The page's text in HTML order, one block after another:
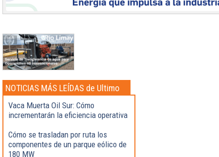
NOTICIAS MÁS LEÍDAS de Ultimo
momento
Vaca Muerta Oil Sur: Cómo
incrementarán la eficiencia operativa
Cómo se trasladan por ruta los
componentes de un parque eólico de
180 MW